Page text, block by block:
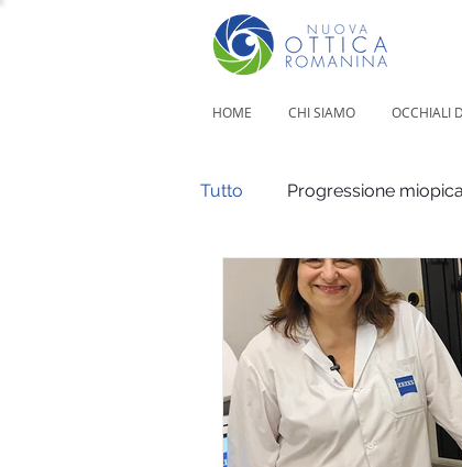
HOME CHI SIAMO OCCHIALI
Tutto Progressione miopica
Sport Difetti visivi